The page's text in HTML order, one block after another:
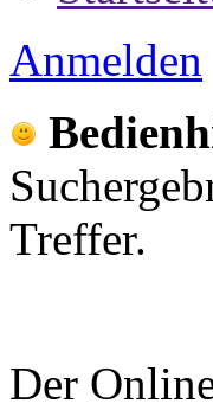
Anmelden
Treffer.
Der